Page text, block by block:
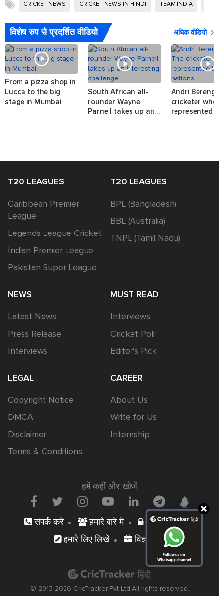
CRICKET NEWS CRICKET NEWS IN HINDI TEAM INDIA
विशेष रुप से प्रदर्शित वीडियो अधिक वीडियो
From a pizza shop in
Lucca to the big
stage in Mumbai
South African all-
rounder Wayne
Parnell takes up an
Andri
cricketer who
represented
T20 LEAGUES
Caribbean Premier
League
Legends League Cricket
Indian Premier League
Pakistan Super League
T20 LEAGUES
BPL (Bangladesh)
BBL (Australia)
TNPL (Tamil Nadu)
NEWS
Latest News
Press Release
Interviews
MUST READ
Interviews
Cricket Poll
Editor’s Pick
LEGAL
Copyright Notice
DMCA
Disclaimer
Terms & Conditions
CAREER
About Us
Write for Us
Internship
हमें कहीं और खोजें
संपर्क करें हमारे बारे में
निजता नीति
हमारे लिए लिखें
विज्ञापन दें
© 2013-2026 CricTracker Pvt Ltd All rights reserved.